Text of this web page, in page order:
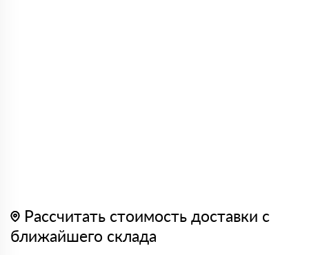
Рассчитать стоимость доставки с
ближайшего склада